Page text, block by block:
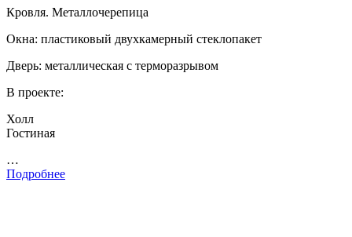
Кровля. Металлочерепица
Окна: пластиковый двухкамерный стеклопакет
Дверь: металлическая с терморазрывом
В проекте:
Холл
Гостиная
…
Подробнее